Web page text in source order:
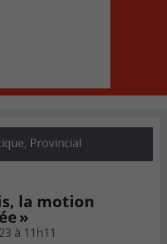
, Provincial
la motion
»
à 11h11